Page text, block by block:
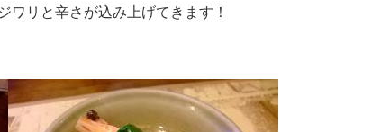
ワリと辛さが込み上げてきます！